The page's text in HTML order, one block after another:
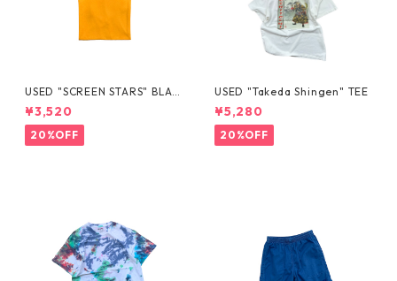
USED "SCREEN STARS" BLAN
K TEE
¥3,520
20%OFF
USED "Takeda Shingen" TEE
¥5,280
20%OFF